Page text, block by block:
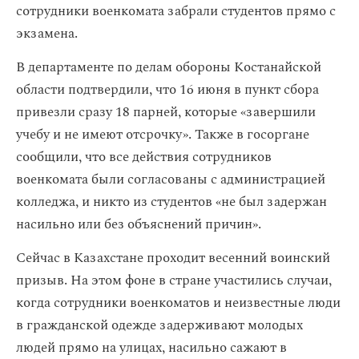
сотрудники военкомата забрали студентов прямо с
экзамена.
В департаменте по делам обороны Костанайской
области подтвердили, что 16 июня в пункт сбора
привезли сразу 18 парней, которые «завершили
учебу и не имеют отсрочку». Также в госоргане
сообщили, что все действия сотрудников
военкомата были согласованы с администрацией
колледжа, и никто из студентов «не был задержан
насильно или без объяснений причин».
Сейчас в Казахстане проходит весенний воинский
призыв. На этом фоне в стране участились случаи,
когда сотрудники военкоматов и неизвестные люди
в гражданской одежде задерживают молодых
людей прямо на улицах, насильно сажают в